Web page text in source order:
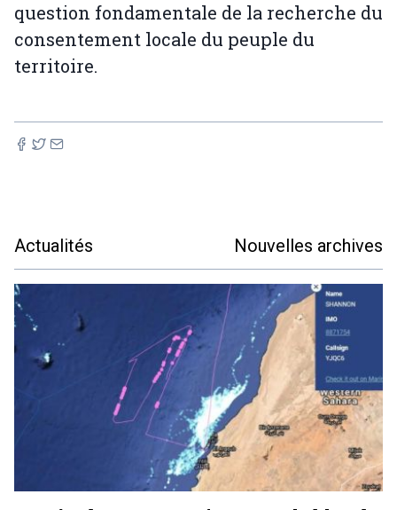
question fondamentale de la recherche du
consentement locale du peuple du
territoire.
Actualités Nouvelles archives